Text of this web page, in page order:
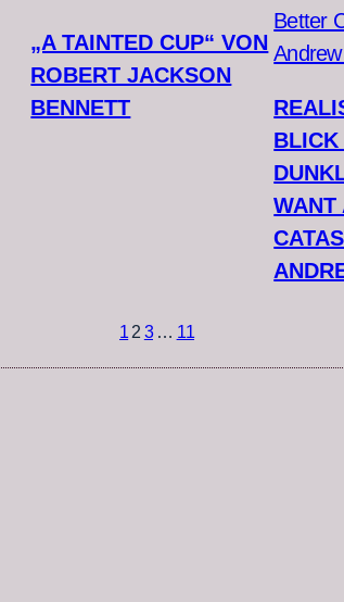
„A TAINTED CUP“ VON
ROBERT JACKSON
BENNETT
BLICK
WANT
1 2 3 … 11